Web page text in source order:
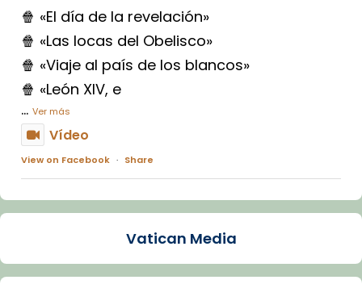
🍿 «El día de la revelación»
🍿 «Las locas del Obelisco»
🍿 «Viaje al país de los blancos»
🍿 «León XIV, e
... Ver más
Vídeo
View on Facebook · Share
Arquebisbat de Barcelona
La Carmina va patir depressió. Fa gairebé
dos mesos, a l'Estadi Lluís Companys, la
Vatican Media